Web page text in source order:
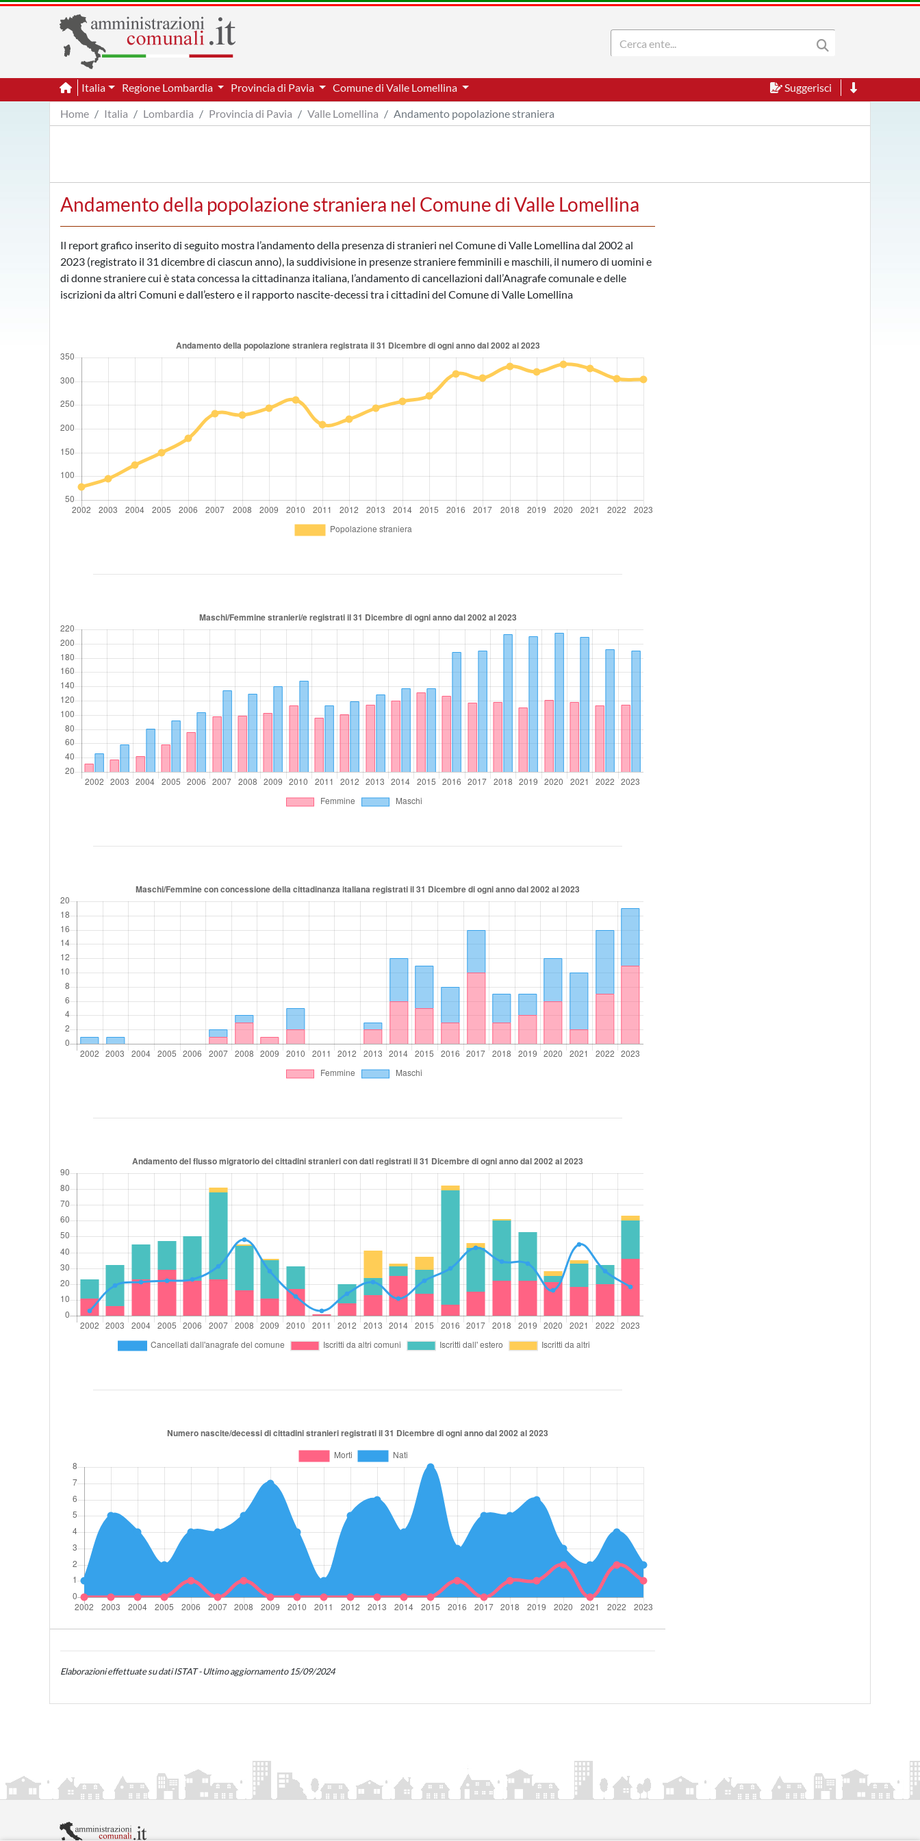
Italia Regione Lombardia Provincia di Pavia Comune di Valle Lomellina
Suggerisci
Home
Italia Lombardia Provincia di Pavia Valle Lomellina Andamento popolazione straniera
Andamento della popolazione straniera nel Comune di Valle Lomellina
Il report grafico inserito di seguito mostra l’andamento della presenza di stranieri nel Comune di Valle Lomellina dal 2002 al
2023 (registrato il 31 dicembre di ciascun anno), la suddivisione in presenze straniere femminili e maschili, il numero di uomini e
di donne straniere cui è stata concessa la cittadinanza italiana, l’andamento di cancellazioni dall’Anagrafe comunale e delle
iscrizioni da altri Comuni e dall’estero e il rapporto nascite-decessi tra i cittadini del Comune di Valle Lomellina
Elaborazioni effettuate su dati ISTAT - Ultimo aggiornamento 15/09/2024